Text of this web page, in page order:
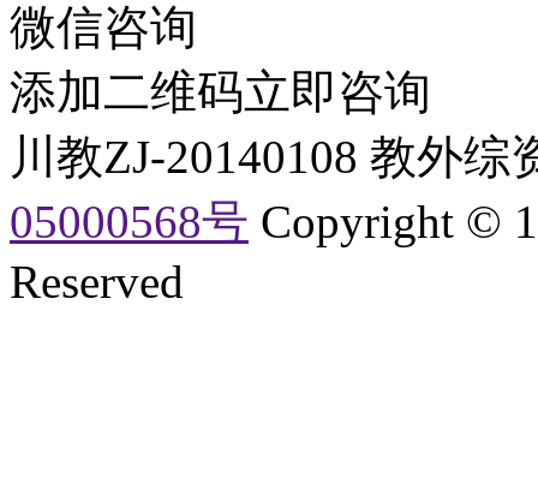
微信咨询
添加二维码立即咨询
川教ZJ-20140108 教外
05000568号 Copyright ©
Reserved